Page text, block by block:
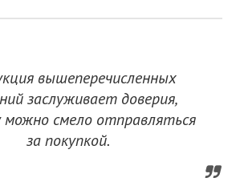
вышеперечисленных
заслуживает доверия,
смело отправляться
за покупкой.